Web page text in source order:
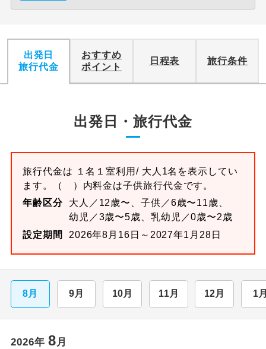
出発日
旅行代金
おすすめ
ポイント
日程表 旅行条件
出発日・旅行代金
旅行代金は １名１室利用/ 大人1名を表示してい
ます。
（ ）内料金は子供旅行代金です。
年齢区分
大人／12歳〜、子供／6歳〜11歳、
幼児／3歳〜5歳、乳幼児／0歳〜2歳
設定期間
2026年8月16日～2027年1月28日
8月 9月 10月 11月 12月 1
2026年 8月